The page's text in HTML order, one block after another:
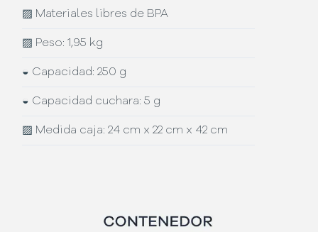
▨ Materiales libres de BPA
▨ Peso: 1,95 kg
◒ Capacidad: 250 g
◒ Capacidad cuchara: 5 g
▨ Medida caja: 24 cm x 22 cm x 42 cm